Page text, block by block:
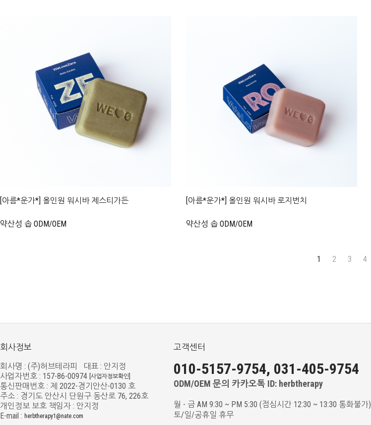
[아름*운가*] 올인원 워시바 제스티가든
약산성 솝 ODM/OEM
[아름*운가*] 올인원 워시바 로지번치
약산성 솝 ODM/OEM
1 2 3 4
회사정보
회사명 : (주)허브테라피 대표 : 안지정
사업자번호 : 157-86-00974 [사업자정보확인]
통신판매번호 : 제 2022-경기안산-0130 호
주소 : 경기도 안산시 단원구 동산로 76, 226호
개인정보 보호 책임자 : 안지정
E-mail : herbtherapy1@nate.com
고객센터
010-5157-9754, 031-405-9754
ODM/OEM 문의 카카오톡 ID: herbtherapy
월 - 금 AM 9:30 ~ PM 5:30 (점심시간 12:30 ~ 13:30 통화불가)
토/일/공휴일 휴무